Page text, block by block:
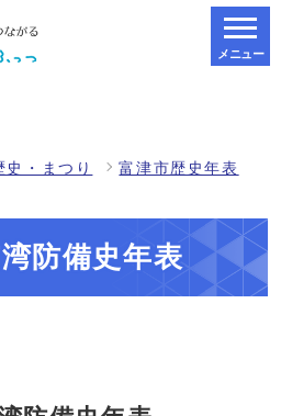
メニュー
史・まつり 富津市歴史年表
防備史年表